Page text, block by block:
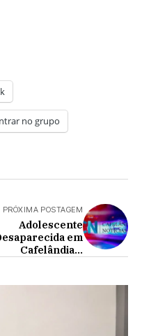
no grupo
PRÓXIMA POSTAGEM
Adolescente
em
Cafelândia é